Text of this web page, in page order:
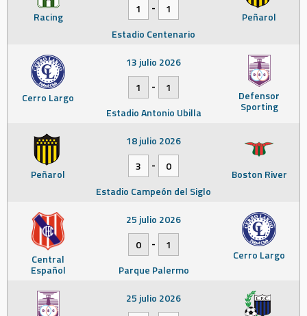
Racing Peñarol
1
-
1
Estadio Centenario
Cerro Largo Defensor
Sporting
13 julio 2026
1
-
1
Estadio Antonio Ubilla
Peñarol Boston River
18 julio 2026
3
-
0
Estadio Campeón del Siglo
Central
Español
Cerro Largo
25 julio 2026
0
-
1
Parque Palermo
25 julio 2026